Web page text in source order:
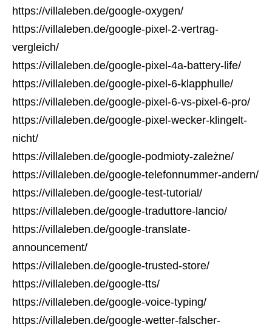
https://villaleben.de/google-oxygen/
https://villaleben.de/google-pixel-2-vertrag-
vergleich/
https://villaleben.de/google-pixel-4a-battery-life/
https://villaleben.de/google-pixel-6-klapphulle/
https://villaleben.de/google-pixel-6-vs-pixel-6-pro/
https://villaleben.de/google-pixel-wecker-klingelt-
nicht/
https://villaleben.de/google-podmioty-zależne/
https://villaleben.de/google-telefonnummer-andern/
https://villaleben.de/google-test-tutorial/
https://villaleben.de/google-traduttore-lancio/
https://villaleben.de/google-translate-
announcement/
https://villaleben.de/google-trusted-store/
https://villaleben.de/google-tts/
https://villaleben.de/google-voice-typing/
https://villaleben.de/google-wetter-falscher-